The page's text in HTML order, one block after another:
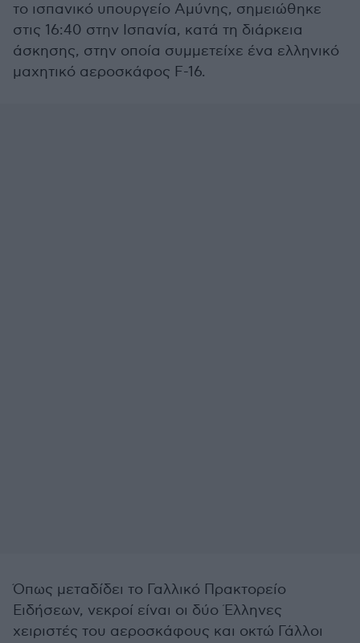
το ισπανικό υπουργείο Αμύνης, σημειώθηκε
στις 16:40 στην Ισπανία, κατά τη διάρκεια
άσκησης, στην οποία συμμετείχε ένα ελληνικό
μαχητικό αεροσκάφος F-16.
Όπως μεταδίδει το Γαλλικό Πρακτορείο
Ειδήσεων, νεκροί είναι οι δύο Έλληνες
χειριστές του αεροσκάφους και οκτώ Γάλλοι